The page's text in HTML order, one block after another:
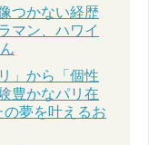
つかない経歴
マン、ハワイ
」から「個性
豊かなパリ在
夢を叶えるお